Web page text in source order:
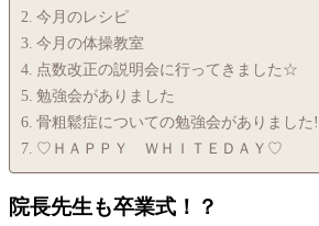
今月のレシピ
今月の体操教室
点数改正の説明会に行ってきました☆
勉強会がありました
骨粗鬆症についての勉強会がありました
♡ＨＡＰＰＹ ＷＨＩＴＥＤＡＹ♡
院長先生も卒業式！？